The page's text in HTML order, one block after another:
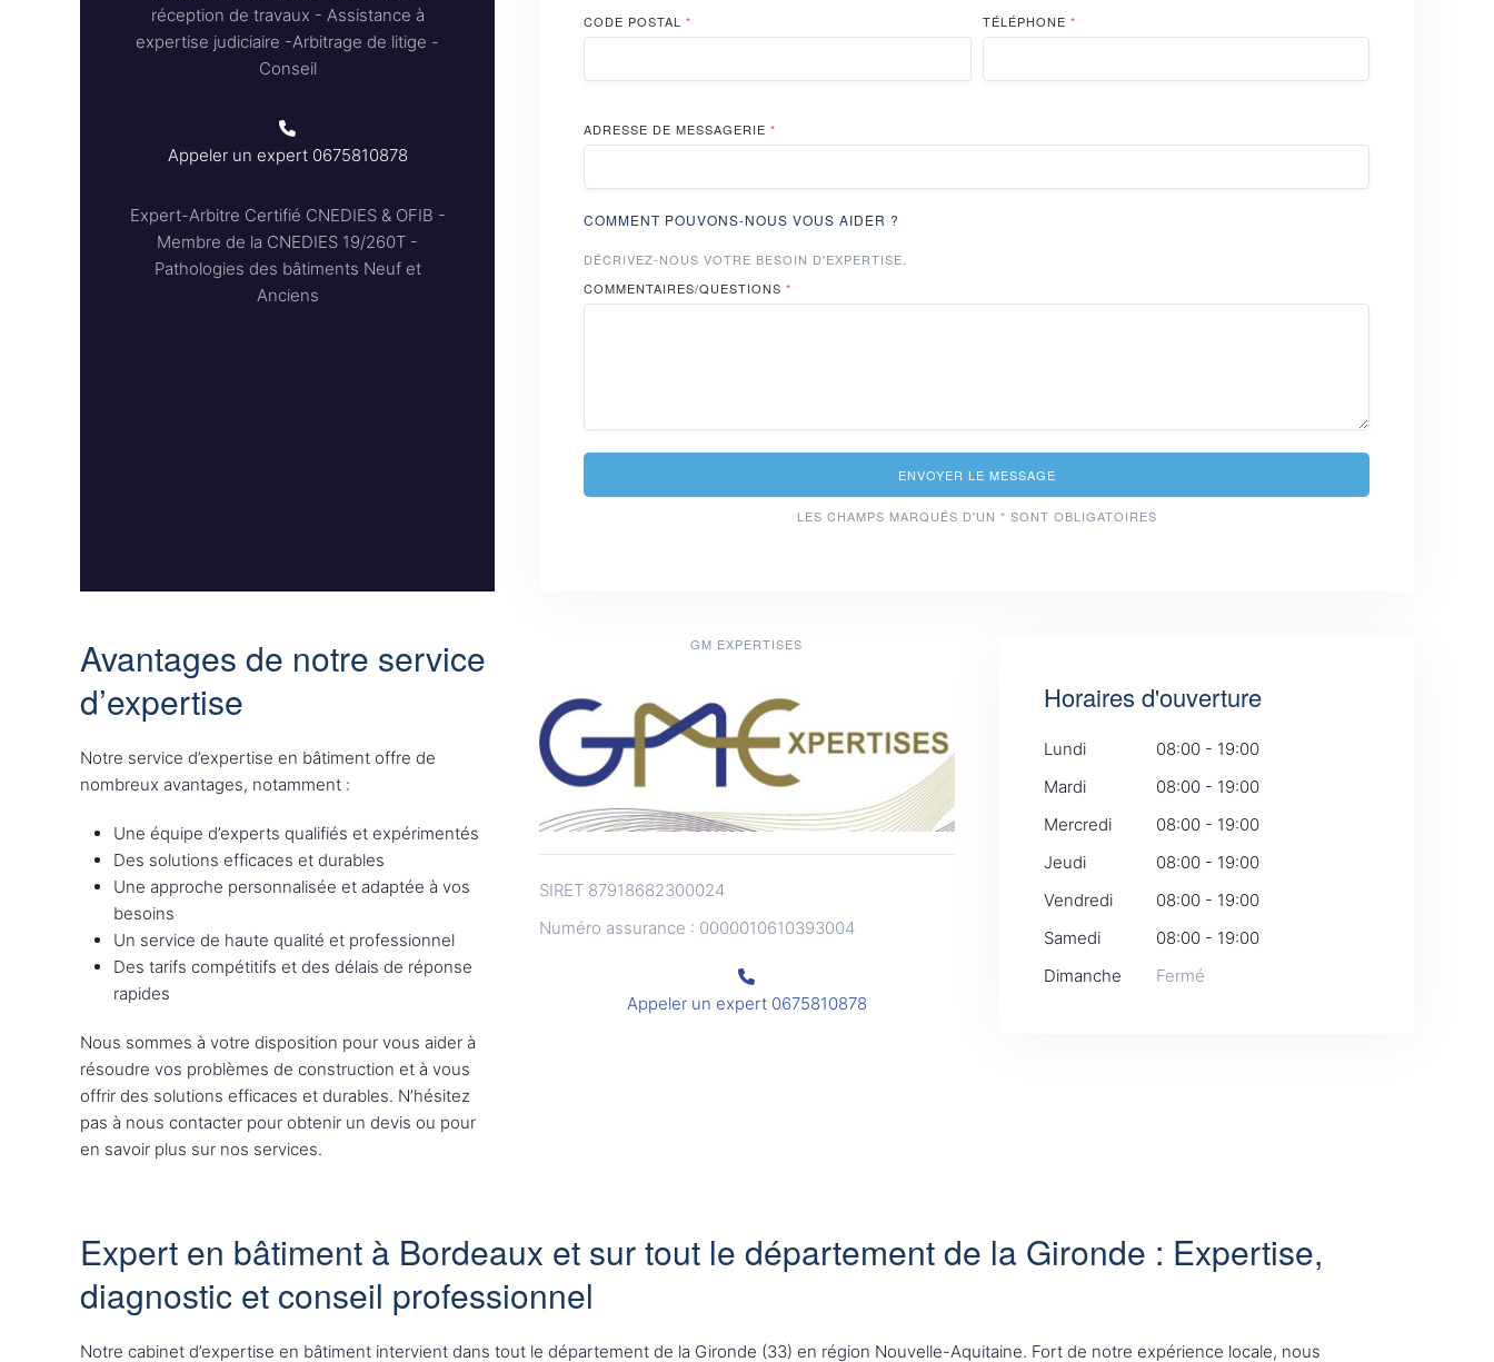
réception de travaux - Assistance à
expertise judiciaire -Arbitrage de litige -
Conseil
Appeler un expert 0675810878
Expert-Arbitre Certifié CNEDIES & OFIB -
Membre de la CNEDIES 19/260T -
Pathologies des bâtiments Neuf et
Anciens
CODE POSTAL* TÉLÉPHONE *
ADRESSE DE MESSAGERIE*
COMMENT POUVONS-NOUS VOUS AIDER ?
DÉCRIVEZ-NOUS VOTRE BESOIN D'EXPERTISE.
COMMENTAIRES/QUESTIONS*
ENVOYER LE MESSAGE
LES CHAMPS MARQUÉS D'UN * SONT OBLIGATOIRES
Avantages de notre service
d’expertise
Notre service d’expertise en bâtiment offre de
nombreux avantages, notamment :
Une équipe d’experts qualifiés et expérimentés
Des solutions efficaces et durables
Une approche personnalisée et adaptée à vos
besoins
Un service de haute qualité et professionnel
Des tarifs compétitifs et des délais de réponse
rapides
Nous sommes à votre disposition pour vous aider à
résoudre vos problèmes de construction et à vous
offrir des solutions efficaces et durables. N’hésitez
pas à nous contacter pour obtenir un devis ou pour
en savoir plus sur nos services.
GM EXPERTISES
SIRET 87918682300024
Numéro assurance : 0000010610393004
Appeler un expert 0675810878
Horaires d'ouverture
Lundi
08:00 - 19:00
Mardi
08:00 - 19:00
Mercredi
08:00 - 19:00
Jeudi
08:00 - 19:00
Vendredi
08:00 - 19:00
Samedi
08:00 - 19:00
Dimanche
Fermé
Expert en bâtiment à Bordeaux et sur tout le département de la Gironde : Expertise,
diagnostic et conseil professionnel
Notre cabinet d’expertise en bâtiment intervient dans tout le département de la Gironde (33) en région Nouvelle-Aquitaine. Fort de notre expérience locale, nous